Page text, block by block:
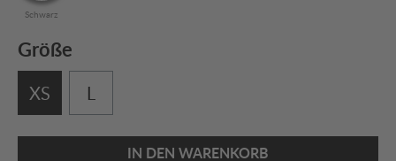
Schwarz
Größe
XS L
IN DEN WARENKORB